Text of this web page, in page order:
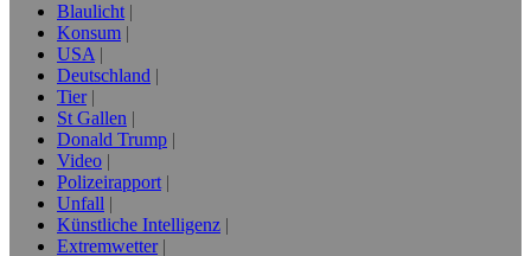
Blaulicht
Konsum
USA
Deutschland
Tier
St Gallen
Donald Trump
Video
Polizeirapport
Unfall
Künstliche Intelligenz
Extremwetter